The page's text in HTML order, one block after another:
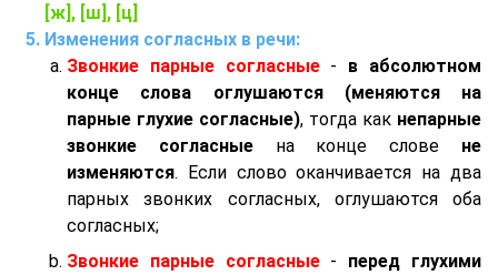
[ж], [ш], [ц]
Изменения согласных в речи:
Звонкие парные согласные- в абсолютном
конце слова оглушаются (меняются на
парные глухие согласные), тогда как непарные
звонкие согласныена конце слове не
изменяются. Если слово оканчивается на два
парных звонких согласных, оглушаются оба
согласных;
Звонкие парные согласные- перед глухими